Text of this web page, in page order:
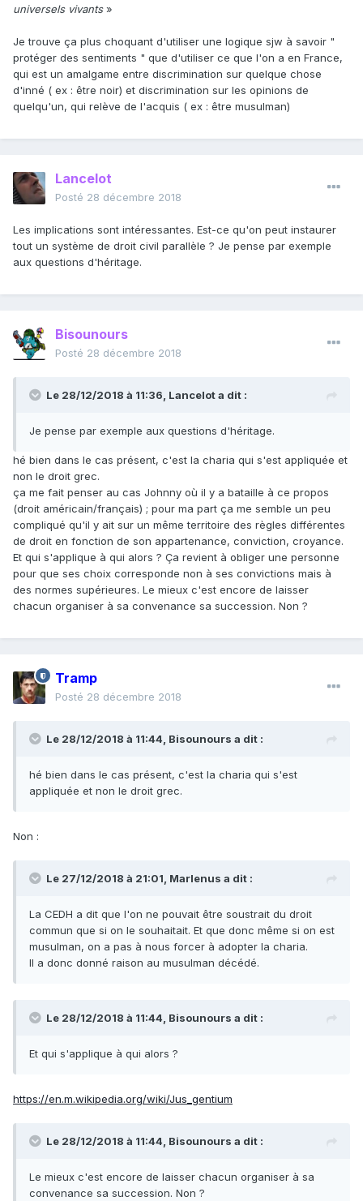
universels vivants»
Je trouve ça plus choquant d'utiliser une logique sjw à savoir "
protéger des sentiments " que d'utiliser ce que l'on a en France,
qui est un amalgame entre discrimination sur quelque chose
d'inné ( ex : être noir) et discrimination sur les opinions de
quelqu'un, qui relève de l'acquis ( ex : être musulman)
Lancelot
Posté 28 décembre 2018
Les implications sont intéressantes. Est-ce qu'on peut instaurer
tout un système de droit civil parallèle ? Je pense par exemple
aux questions d'héritage.
Bisounours
Posté 28 décembre 2018
Le 28/12/2018 à 11:36, Lancelota dit :
Je pense par exemple aux questions d'héritage.
hé bien dans le cas présent, c'est la charia qui s'est appliquée et
non le droit grec.
ça me fait penser au cas Johnny où il y a bataille à ce propos
(droit américain/français) ; pour ma part ça me semble un peu
compliqué qu'il y ait sur un même territoire des règles différentes
de droit en fonction de son appartenance, conviction, croyance.
Et qui s'applique à qui alors ? Ça revient à obliger une personne
pour que ses choix corresponde non à ses convictions mais à
des normes supérieures. Le mieux c'est encore de laisser
chacun organiser à sa convenance sa succession. Non ?
Tramp
Posté 28 décembre 2018
Le 28/12/2018 à 11:44, Bisounours a dit :
hé bien dans le cas présent, c'est la charia qui s'est
appliquée et non le droit grec.
Non :
Le 27/12/2018 à 21:01, Marlenus a dit :
La CEDH a dit que l'on ne pouvait être soustrait du droit
commun que si on le souhaitait. Et que donc même si on est
musulman, on a pas à nous forcer à adopter la charia.
Il a donc donné raison au musulman décédé.
Le 28/12/2018 à 11:44, Bisounours a dit :
Et qui s'applique à qui alors ?
https://en.m.wikipedia.org/wiki/Jus_gentium
Le 28/12/2018 à 11:44, Bisounours a dit :
Le mieux c'est encore de laisser chacun organiser à sa
convenance sa succession. Non ?